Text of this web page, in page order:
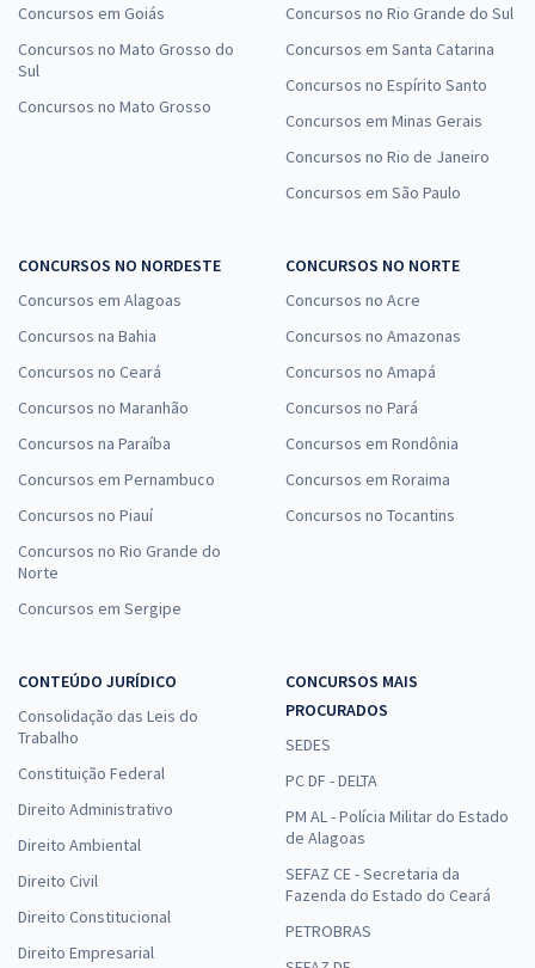
Concursos em Goiás
Concursos no Mato Grosso do
Sul
Concursos no Mato Grosso
Concursos no Rio Grande do Sul
Concursos em Santa Catarina
Concursos no Espírito Santo
Concursos em Minas Gerais
Concursos no Rio de Janeiro
Concursos em São Paulo
CONCURSOS NO NORDESTE
Concursos em Alagoas
Concursos na Bahia
Concursos no Ceará
Concursos no Maranhão
Concursos na Paraíba
Concursos em Pernambuco
Concursos no Piauí
Concursos no Rio Grande do
Norte
Concursos em Sergipe
CONCURSOS NO NORTE
Concursos no Acre
Concursos no Amazonas
Concursos no Amapá
Concursos no Pará
Concursos em Rondônia
Concursos em Roraima
Concursos no Tocantins
CONTEÚDO JURÍDICO
Consolidação das Leis do
Trabalho
Constituição Federal
Direito Administrativo
Direito Ambiental
Direito Civil
Direito Constitucional
Direito Empresarial
CONCURSOS MAIS
PROCURADOS
SEDES
PC DF - DELTA
PM AL - Polícia Militar do Estado
de Alagoas
SEFAZ CE - Secretaria da
Fazenda do Estado do Ceará
PETROBRAS